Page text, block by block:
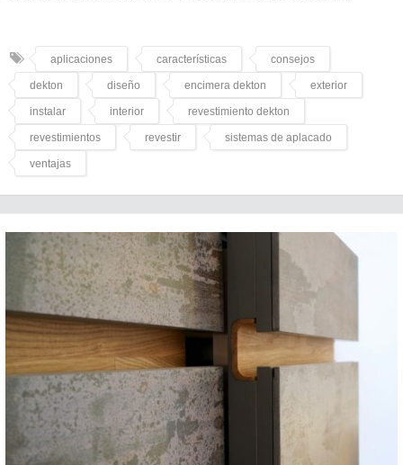
aplicaciones características consejos
dekton diseño encimera dekton exterior
instalar interior revestimiento dekton
revestimientos revestir sistemas de aplacado
ventajas